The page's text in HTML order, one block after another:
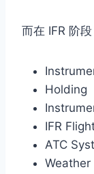
而在 IFR 阶
Holding
IFR
ATC
Weather